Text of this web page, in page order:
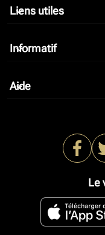
Liens utiles
keyboard_arrow_down
Informatif
keyboard_arrow_down
Aide
keyboard_arrow_down
Le